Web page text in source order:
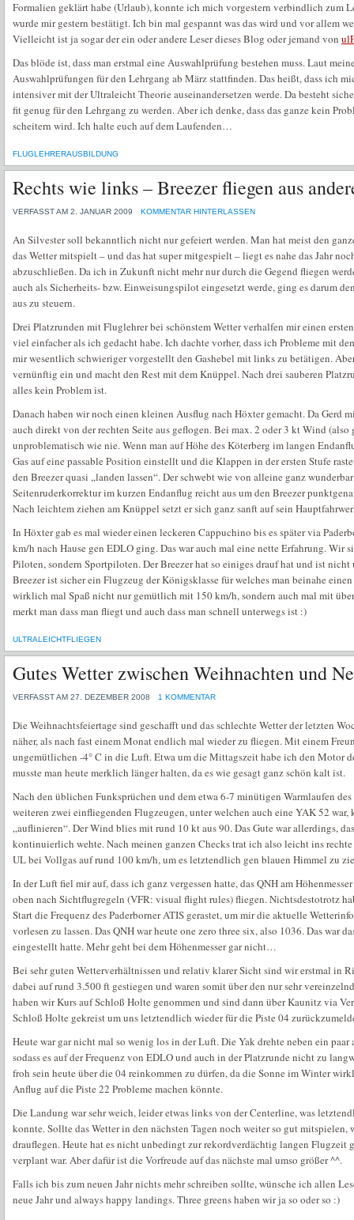
Formalien geklärt habe (Urlaub), konnte ich mich vorgestern verbindlich zum
wurde mir gestern bestätigt. Ich bin mal gespannt was das wird und vor allem
Vielleicht ist ja sogar der ein oder andere Leser dieses Blog oder jemand von
Das blöde ist, dass man erstmal eine Auswahlprüfung bestehen muss. Laut
Auswahlprüfungen für den Lehrgang ab März stattfinden. Das heißt, dass ich
intensiver mit der Ultraleicht Theorie auseinandersetzen werde. Da besteht
fit genug für den Lehrgang zu werden. Aber ich denke, dass das ganze kein
scheitern wird. Ich halte euch auf dem Laufenden…
FLUGLEHRERAUSBILDUNG
Rechts wie links – Breezer fliegen aus
VERFASST AM 2. JANUAR 2009 KOMMENTAR HINTERLASSEN
An Silvester soll bekanntlich nicht nur gefeiert werden. Man hat meist den
das Wetter mitspielt – und das hat super mitgespielt – liegt es nahe das Jahr
abzuschließen. Da ich in Zukunft nicht mehr nur durch die Gegend fliegen
auch als Sicherheits- bzw. Einweisungspilot eingesetzt werde, ging es darum
aus zu steuern.
Drei Platzrunden mit Fluglehrer bei schönstem Wetter verhalfen mir einen
viel einfacher als ich gedacht habe. Ich dachte vorher, dass ich Probleme mit
mir wesentlich schwieriger vorgestellt den Gashebel mit links zu betätigen.
vernünftig ein und macht den Rest mit dem Knüppel. Nach drei sauberen
alles kein Problem ist.
Danach haben wir noch einen kleinen Ausflug nach Höxter gemacht. Da Gerd
auch direkt von der rechten Seite aus geflogen. Bei max. 2 oder 3 kt Wind (also
unproblematisch wie nie. Wenn man auf Höhe des Köterberg im langen
Gas auf eine passable Position einstellt und die Klappen in der ersten Stufe
den Breezer quasi „landen lassen“. Der schwebt wie von alleine ganz
Seitenruderkorrektur im kurzen Endanflug reicht aus um den Breezer
Nach leichtem ziehen am Knüppel setzt er sich ganz sanft auf sein
In Höxter gab es mal wieder einen leckeren Cappuchino bis es später via
km/h nach Hause gen EDLO ging. Das war auch mal eine nette Erfahrung.
Piloten, sondern Sportpiloten. Der Breezer hat so einiges drauf hat und ist
Breezer ist sicher ein Flugzeug der Königsklasse für welches man beinahe
wirklich mal Spaß nicht nur gemütlich mit 150 km/h, sondern auch mal mit
merkt man dass man fliegt und auch dass man schnell unterwegs ist :)
ULTRALEICHTFLIEGEN
Gutes Wetter zwischen Weihnachten und
VERFASST AM 27. DEZEMBER 2008 1 KOMMENTAR
Die Weihnachtsfeiertage sind geschafft und das schlechte Wetter der letzten
näher, als nach fast einem Monat endlich mal wieder zu fliegen. Mit einem
ungemütlichen -4° C in die Luft. Etwa um die Mittagszeit habe ich den Motor
musste man heute merklich länger halten, da es wie gesagt ganz schön kalt ist.
Nach den üblichen Funksprüchen und dem etwa 6-7 minütigen Warmlaufen
weiteren zwei einfliegenden Flugzeugen, unter welchen auch eine YAK 52
„auflinieren“. Der Wind blies mit rund 10 kt aus 90. Das Gute war allerdings,
kontinuierlich wehte. Nach meinen ganzen Checks trat ich also leicht ins
UL bei Vollgas auf rund 100 km/h, um es letztendlich gen blauen Himmel zu
In der Luft fiel mir auf, dass ich ganz vergessen hatte, das QNH am
oben nach Sichtflugregeln (VFR: visual flight rules) fliegen. Nichtsdestotrotz
Start die Frequenz des Paderborner ATIS gerastet, um mir die aktuelle
vorlesen zu lassen. Das QNH war heute one zero three six, also 1036. Das war
eingestellt hatte. Mehr geht bei dem Höhenmesser gar nicht…
Bei sehr guten Wetterverhältnissen und relativ klarer Sicht sind wir erstmal in
dabei auf rund 3.500 ft gestiegen und waren somit über den nur sehr
haben wir Kurs auf Schloß Holte genommen und sind dann über Kaunitz via
Schloß Holte gekreist um uns letztendlich wieder für die Piste 04
Heute war gar nicht mal so wenig los in der Luft. Die Yak drehte neben ein
sodass es auf der Frequenz von EDLO und auch in der Platzrunde nicht zu
froh sein heute über die 04 reinkommen zu dürfen, da die Sonne im Winter
Anflug auf die Piste 22 Probleme machen könnte.
Die Landung war sehr weich, leider etwas links von der Centerline, was
konnte. Sollte das Wetter in den nächsten Tagen noch weiter so gut mitspielen,
drauflegen. Heute hat es nicht unbedingt zur rekordverdächtig langen Flugzeit
verplant war. Aber dafür ist die Vorfreude auf das nächste mal umso größer ^^.
Falls ich bis zum neuen Jahr nichts mehr schreiben sollte, wünsche ich allen
neue Jahr und always happy landings. Three greens haben wir ja so oder so :)